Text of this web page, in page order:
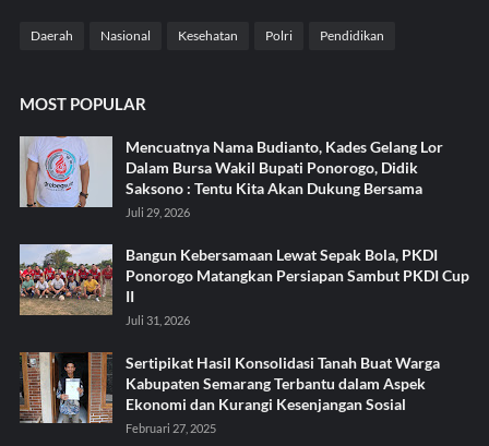
Daerah Nasional Kesehatan Polri Pendidikan
MOST POPULAR
Mencuatnya Nama Budianto, Kades Gelang Lor
Dalam Bursa Wakil Bupati Ponorogo, Didik
Saksono : Tentu Kita Akan Dukung Bersama
Juli 29, 2026
Bangun Kebersamaan Lewat Sepak Bola, PKDI
Ponorogo Matangkan Persiapan Sambut PKDI Cup
II
Juli 31, 2026
Sertipikat Hasil Konsolidasi Tanah Buat Warga
Kabupaten Semarang Terbantu dalam Aspek
Ekonomi dan Kurangi Kesenjangan Sosial
Februari 27, 2025